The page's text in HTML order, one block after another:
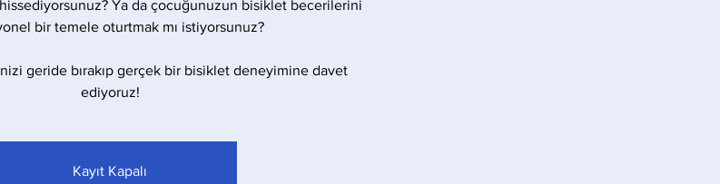
Ya da çocuğunuzun bisiklet becerilerini
bir temele oturtmak mı istiyorsunuz?
geride bırakıp gerçek bir bisiklet deneyimine davet
ediyoruz!
Kayıt Kapalı